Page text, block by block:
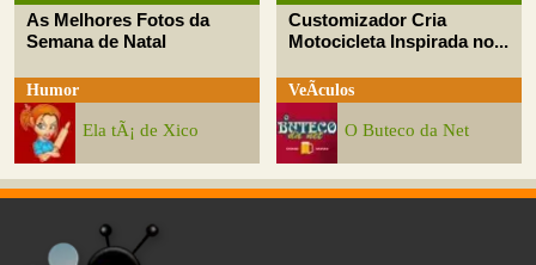
As Melhores Fotos da
Semana de Natal
Humor
Ela tÃ¡ de Xico
Customizador Cria
Motocicleta Inspirada no...
VeÃ­culos
O Buteco da Net